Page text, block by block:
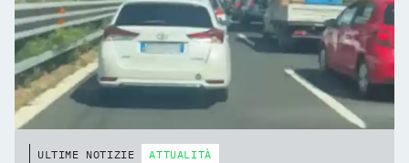
ULTIME NOTIZIE ATTUALITÀ